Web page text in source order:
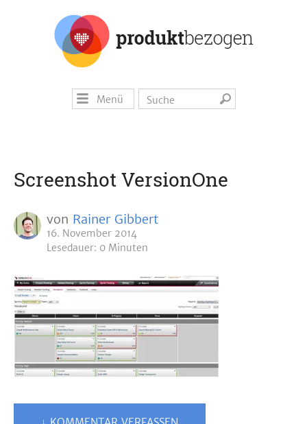
Menü
Screenshot VersionOne
von Rainer Gibbert
16. November 2014
Lesedauer: 0 Minuten